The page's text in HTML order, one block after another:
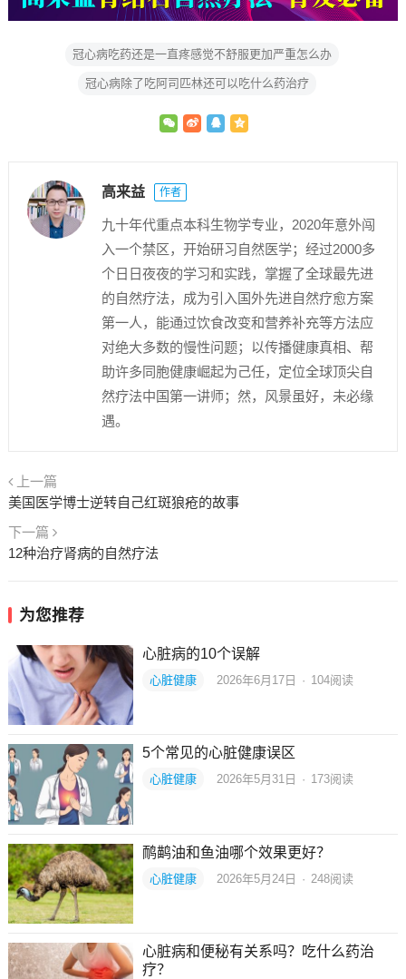
冠心病吃药还是一直疼感觉不舒服更加严重怎么办
冠心病除了吃阿司匹林还可以吃什么药治疗
高来益 作者
九十年代重点本科生物学专业，2020年意外闯
入一个禁区，开始研习自然医学；经过2000多
个日日夜夜的学习和实践，掌握了全球最先进
的自然疗法，成为引入国外先进自然疗愈方案
第一人，能通过饮食改变和营养补充等方法应
对绝大多数的慢性问题；以传播健康真相、帮
助许多同胞健康崛起为己任，定位全球顶尖自
然疗法中国第一讲师；然，风景虽好，未必缘
遇。
上一篇
美国医学博士逆转自己红斑狼疮的故事
下一篇
12种治疗肾病的自然疗法
为您推荐
心脏病的10个误解
心脏健康 2026年6月17日 · 104阅读
5个常见的心脏健康误区
心脏健康 2026年5月31日 · 173阅读
鸸鹋油和鱼油哪个效果更好？
心脏健康 2026年5月24日 · 248阅读
心脏病和便秘有关系吗？吃什么药治
疗？